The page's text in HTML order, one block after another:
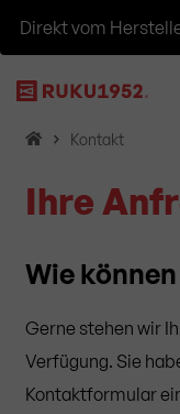
Direkt vom Hersteller
m
e
Kontakt
Ihre
Wie
Gerne stehen wir
Verfügung. Sie
Kontaktformular